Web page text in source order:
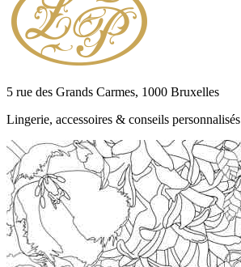
5 rue des Grands Carmes, 1000 Bruxelles
Lingerie, accessoires & conseils personnalisés